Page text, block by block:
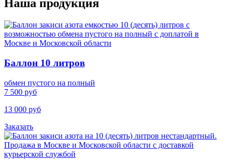
Наша продукция
Баллон 10 литров
обмен пустого на полный
7 500 руб
13 000 руб
Заказать